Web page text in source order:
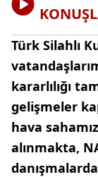
Türk Silahlı
kararlılığı
gelişmeler
hava
alınmakta,